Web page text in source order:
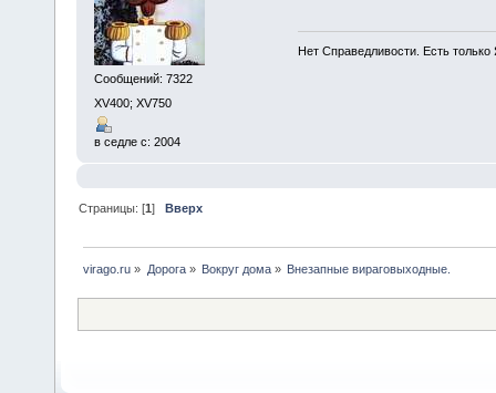
Сообщений: 7322
XV400; XV750
в седле с: 2004
Нет Справедливости. Есть только
Страницы: [1]Вверх
virago.ru » Дорога» Вокруг дома» Внезапные вираговыходные.